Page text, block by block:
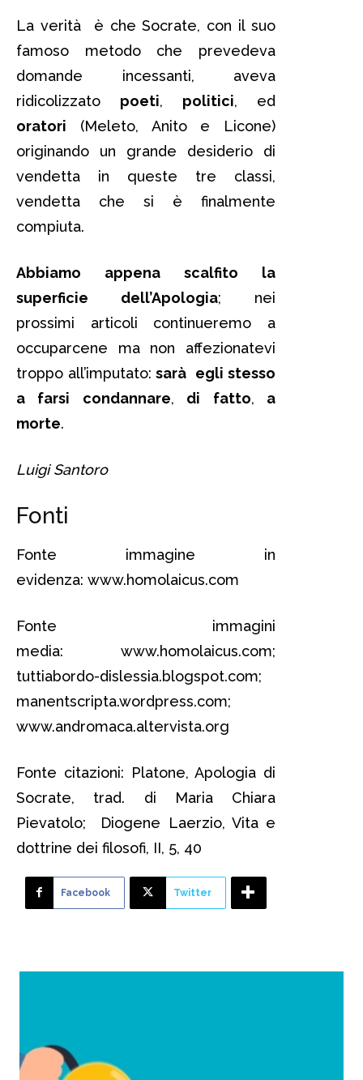
La verità è che Socrate, con il suo
famoso metodo che prevedeva
domande incessanti, aveva
ridicolizzato poeti, politici, ed
oratori (Meleto, Anito e Licone)
originando un grande desiderio di
vendetta in queste tre classi,
vendetta che si è finalmente
compiuta.
Abbiamo appena scalfito la
superficie dell’Apologia; nei
prossimi articoli continueremo a
occuparcene ma non affezionatevi
troppo all’imputato: sarà egli stesso
a farsi condannare, di fatto, a
morte.
Luigi Santoro
Fonti
Fonte immagine in
evidenza: www.homolaicus.com
Fonte immagini
media: www.homolaicus.com;
tuttiabordo-dislessia.blogspot.com;
manentscripta.wordpress.com;
www.andromaca.altervista.org
Fonte citazioni: Platone, Apologia di
Socrate, trad. di Maria Chiara
Pievatolo; Diogene Laerzio, Vita e
dottrine dei filosofi, II, 5, 40
Facebook Twitter